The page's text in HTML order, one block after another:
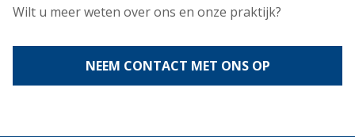
Wilt u meer weten over ons en onze praktijk?
NEEM CONTACT MET ONS OP